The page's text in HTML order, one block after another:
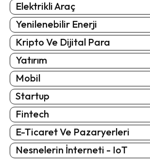
Elektrikli Araç
Yenilenebilir Enerji
Kripto Ve Dijital Para
Yatırım
Mobil
Startup
Fintech
E-Ticaret Ve Pazaryerleri
Nesnelerin İnterneti - IoT